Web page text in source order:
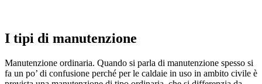
I tipi di manutenzione
Manutenzione ordinaria. Quando si parla di manutenzione spesso si
fa un po’ di confusione perché per le caldaie in uso in ambito civile è